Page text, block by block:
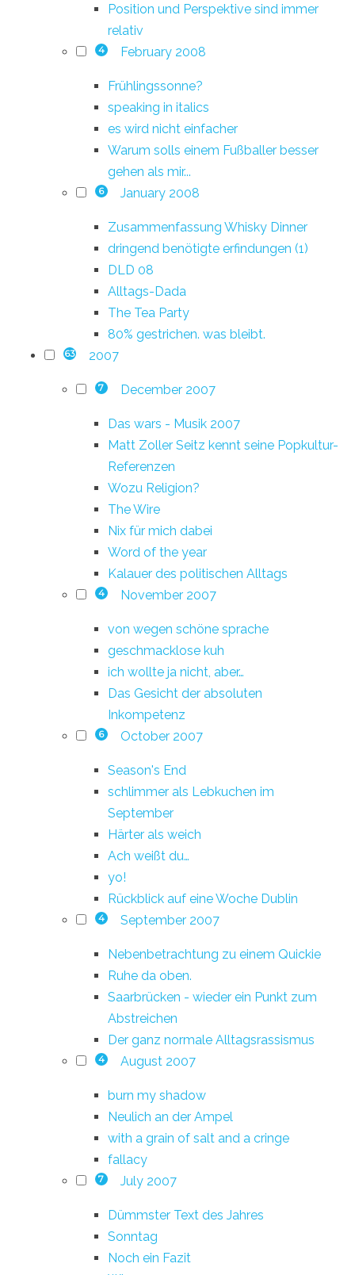
Position und Perspektive sind immer
relativ
4 February 2008
Frühlingssonne?
speaking in italics
es wird nicht einfacher
Warum solls einem Fußballer besser
gehen als mir...
6 January 2008
Zusammenfassung Whisky Dinner
dringend benötigte erfindungen (1)
DLD 08
Alltags-Dada
The Tea Party
80% gestrichen. was bleibt.
63 2007
7 December 2007
Das wars - Musik 2007
Matt Zoller Seitz kennt seine Popkultur-
Referenzen
Wozu Religion?
The Wire
Nix für mich dabei
Word of the year
Kalauer des politischen Alltags
4 November 2007
von wegen schöne sprache
geschmacklose kuh
ich wollte ja nicht, aber…
Das Gesicht der absoluten
Inkompetenz
6 October 2007
Season's End
schlimmer als Lebkuchen im
September
Härter als weich
Ach weißt du…
yo!
Rückblick auf eine Woche Dublin
4 September 2007
Nebenbetrachtung zu einem Quickie
Ruhe da oben.
Saarbrücken - wieder ein Punkt zum
Abstreichen
Der ganz normale Alltagsrassismus
4 August 2007
burn my shadow
Neulich an der Ampel
with a grain of salt and a cringe
fallacy
7 July 2007
Dümmster Text des Jahres
Sonntag
Noch ein Fazit